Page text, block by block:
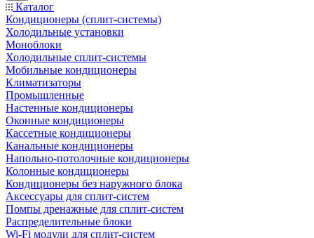
Каталог
Кондиционеры (сплит-системы)
Холодильные установки
Моноблоки
Холодильные сплит-системы
Мобильные кондиционеры
Климатизаторы
Промышленные
Настенные кондиционеры
Оконные кондиционеры
Кассетные кондиционеры
Канальные кондиционеры
Напольно-потолочные кондиционеры
Колонные кондиционеры
Кондиционеры без наружного блока
Аксессуары для сплит-систем
Помпы дренажные для сплит-систем
Распределительные блоки
Wi-Fi модули для сплит-систем